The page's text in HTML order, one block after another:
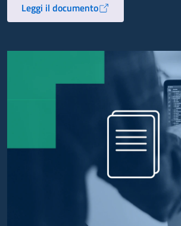
Leggi il documentoApre in un nuovo tab